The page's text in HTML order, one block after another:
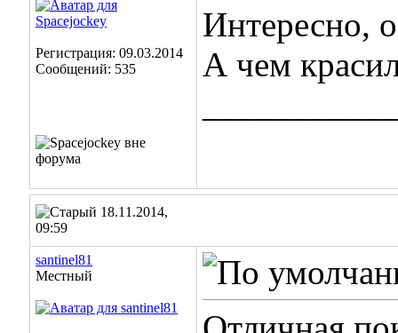
Регистрация: 09.03.2014
Сообщений: 535
Интересно,
А чем
18.11.2014,
09:59
santinel81
Местный